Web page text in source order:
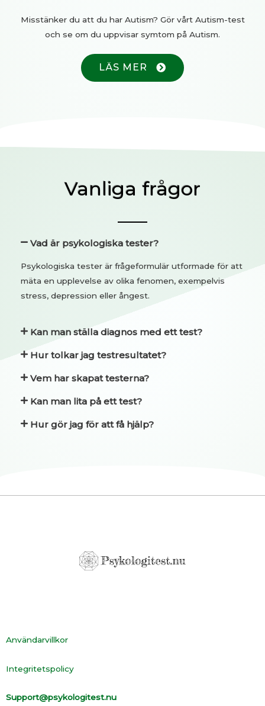
Misstänker du att du har Autism? Gör vårt Autism-test
och se om du uppvisar symtom på Autism.
LÄS MER
Vanliga frågor
Vad är psykologiska tester?
Psykologiska tester är frågeformulär utformade för att
mäta en upplevelse av olika fenomen, exempelvis
stress, depression eller ångest.
Kan man ställa diagnos med ett test?
Hur tolkar jag testresultatet?
Vem har skapat testerna?
Kan man lita på ett test?
Hur gör jag för att få hjälp?
Användarvillkor
Integritetspolicy
Support@psykologitest.nu